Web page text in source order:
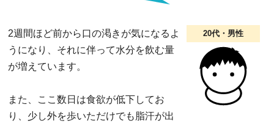
20代・男性
2週間ほど前から口の渇きが気になるよ
うになり、それに伴って水分を飲む量
が増えています。
また、ここ数日は食欲が低下してお
り、少し外を歩いただけでも脂汗が出